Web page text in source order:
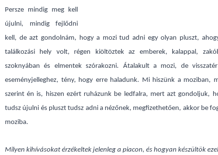
Persze mindig meg kell
újulni, mindig fejlődni
kell, de azt gondolnám, hogy a mozi tud adni egy olyan pluszt,
találkozási hely volt, régen kiöltöztek az emberek, kalappal,
szoknyában és elmentek szórakozni. Átalakult a mozi, de
eseményjelleghez, tény, hogy erre haladunk. Mi hiszünk a moziban,
szerint én is, hiszen ezért ruházunk be ledfalra, mert azt gondoljuk,
tudsz újulni és pluszt tudsz adni a nézőnek, megfizethetően, akkor be
moziba.
Milyen kihívásokat érzékeltek jelenleg a piacon, és hogyan készültök